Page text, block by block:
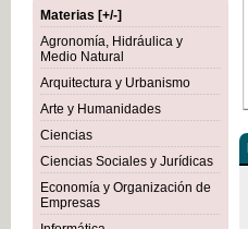
Materias [+/-]
Agronomía, Hidráulica y
Medio Natural
Arquitectura y Urbanismo
Arte y Humanidades
Ciencias
Ciencias Sociales y Jurídicas
Economía y Organización de
Empresas